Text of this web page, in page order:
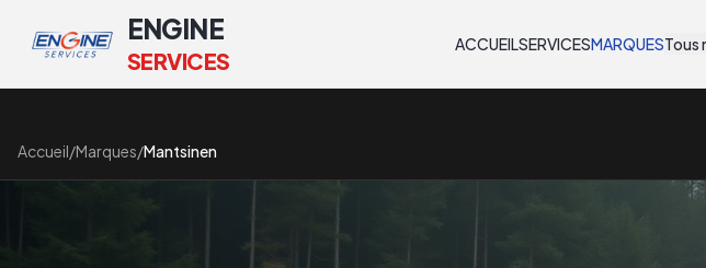
ENGINE
SERVICES
ACCUEILSERVICESMARQUESTous
Accueil/Marques/Mantsinen